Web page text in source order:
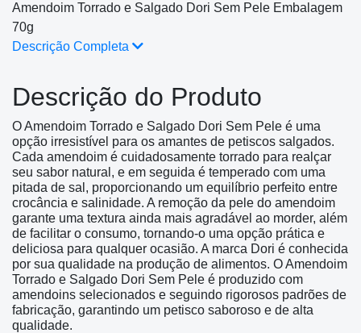
Amendoim Torrado e Salgado Dori Sem Pele Embalagem
70g
Descrição Completa
Descrição do Produto
O Amendoim Torrado e Salgado Dori Sem Pele é uma
opção irresistível para os amantes de petiscos salgados.
Cada amendoim é cuidadosamente torrado para realçar
seu sabor natural, e em seguida é temperado com uma
pitada de sal, proporcionando um equilíbrio perfeito entre
crocância e salinidade. A remoção da pele do amendoim
garante uma textura ainda mais agradável ao morder, além
de facilitar o consumo, tornando-o uma opção prática e
deliciosa para qualquer ocasião. A marca Dori é conhecida
por sua qualidade na produção de alimentos. O Amendoim
Torrado e Salgado Dori Sem Pele é produzido com
amendoins selecionados e seguindo rigorosos padrões de
fabricação, garantindo um petisco saboroso e de alta
qualidade.